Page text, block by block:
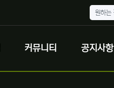
커뮤니티 공지사항